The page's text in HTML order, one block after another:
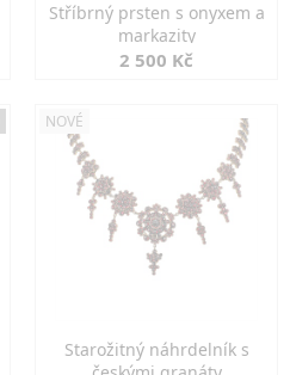
Stříbrný prsten s onyxem a
markazity
2 500 Kč
NOVÉ
Starožitný náhrdelník s